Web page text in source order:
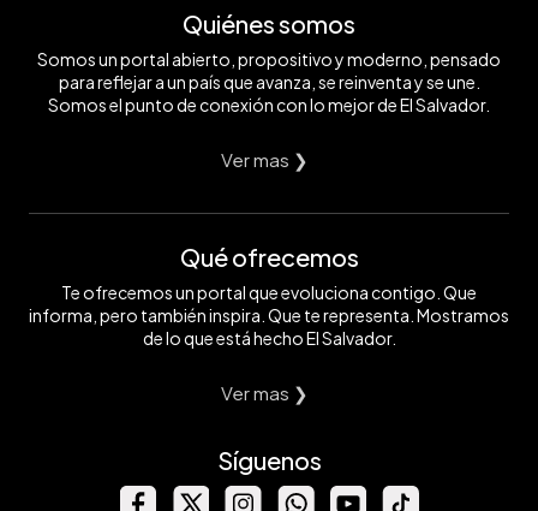
Quiénes somos
Somos un portal abierto, propositivo y moderno, pensado
para reflejar a un país que avanza, se reinventa y se une.
Somos el punto de conexión con lo mejor de El Salvador.
Ver mas ❯
Qué ofrecemos
Te ofrecemos un portal que evoluciona contigo. Que
informa, pero también inspira. Que te representa. Mostramos
de lo que está hecho El Salvador.
Ver mas ❯
Síguenos